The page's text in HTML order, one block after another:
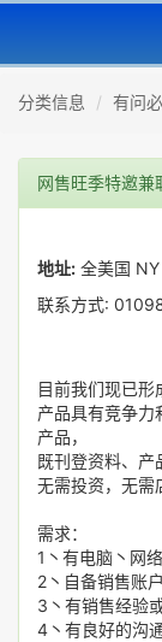
分类信息 有问
网售旺季特邀
地址: 全美国 NY
联系方式:
目前我们现已形
产品具有竞争力
产品，
既刊登资料、产
无需投资，无需
需求：
1丶有电脑丶网
2丶自备销售账户
3丶有销售经验
4丶有良好的沟